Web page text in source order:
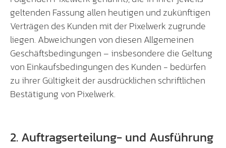
geltenden Fassung allen heutigen und zukünftigen
Verträgen des Kunden mit der Pixelwerk zugrunde
liegen. Abweichungen von diesen Allgemeinen
Geschäftsbedingungen – insbesondere die Geltung
von Einkaufsbedingungen des Kunden - bedürfen
zu ihrer Gültigkeit der ausdrücklichen schriftlichen
Bestätigung von Pixelwerk.
2. Auftragserteilung- und Ausführung